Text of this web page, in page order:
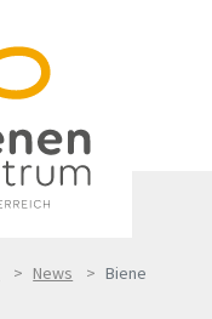
News Biene